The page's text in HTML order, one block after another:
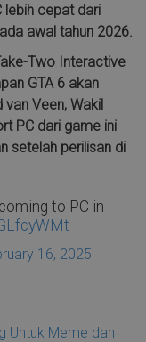
lebih cepat dari
awal tahun 2026.
Two Interactive
GTA 6 akan
Veen, Wakil
PC dari game ini
setelah perilisan di
to PC in
16, 2025
Untuk Meme dan